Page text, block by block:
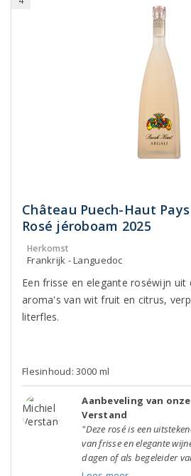
Château Puech-Haut
Rosé jéroboam 2025
Herkomst
Frankrijk - Languedoc
Een frisse en elegante roséwijn
aroma's van wit fruit en citrus,
literfles.
Flesinhoud: 3000 ml
Aanbeveling van
Verstand
"Deze rosé is een
van frisse en elegante
dagen of als begeleider